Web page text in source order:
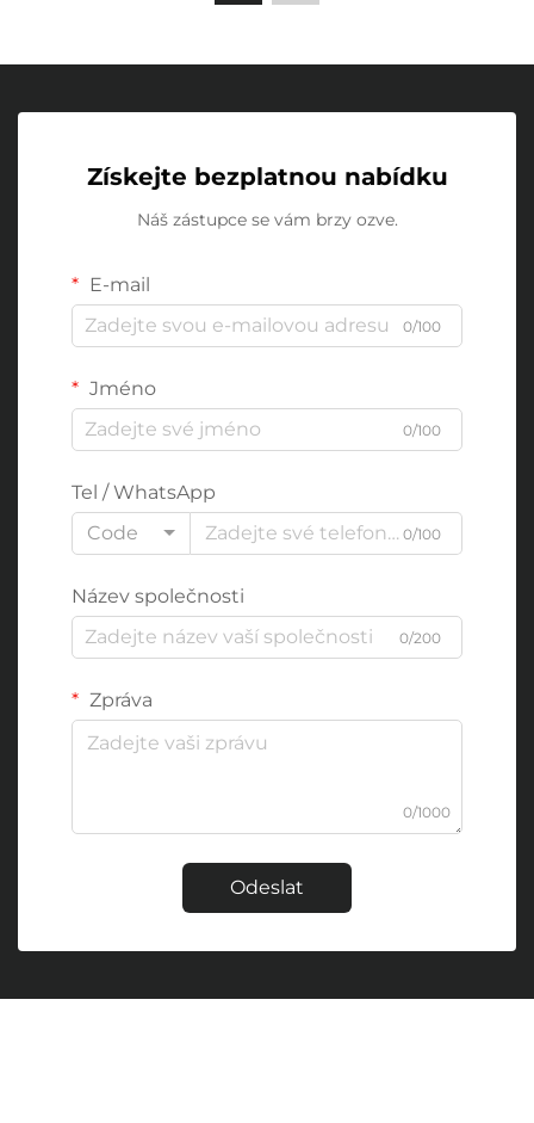
Získejte bezplatnou nabídku
Náš zástupce se vám brzy ozve.
E-mail
0/100
Jméno
0/100
Tel / WhatsApp
Code
0/100
Název společnosti
0/200
Zpráva
0/1000
Odeslat